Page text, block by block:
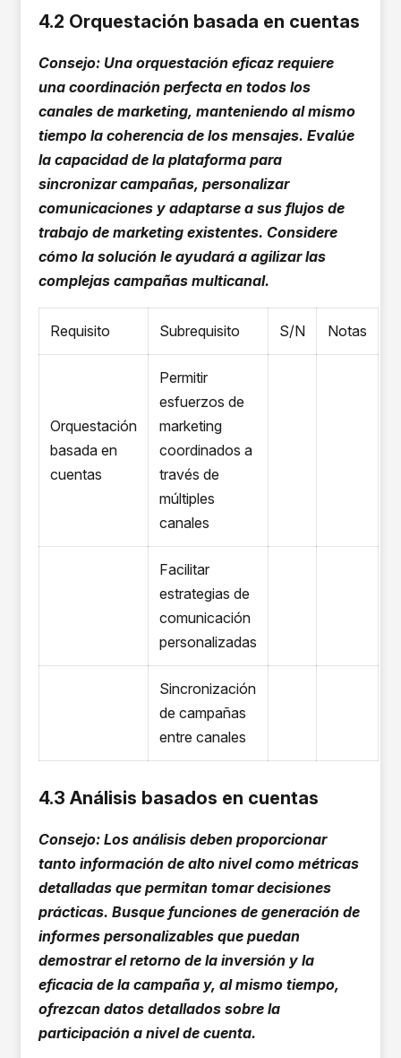
4.2 Orquestación basada en cuentas
Consejo: Una orquestación eficaz requiere
una coordinación perfecta en todos los
canales de marketing, manteniendo al mismo
tiempo la coherencia de los mensajes. Evalúe
la capacidad de la plataforma para
sincronizar campañas, personalizar
comunicaciones y adaptarse a sus flujos de
trabajo de marketing existentes. Considere
cómo la solución le ayudará a agilizar las
complejas campañas multicanal.
Requisito Subrequisito S/N Notas
Orquestación
basada en
cuentas
Permitir
esfuerzos de
marketing
coordinados a
través de
múltiples
canales
Facilitar
estrategias de
comunicación
personalizadas
Sincronización
de campañas
entre canales
4.3 Análisis basados en cuentas
Consejo: Los análisis deben proporcionar
tanto información de alto nivel como métricas
detalladas que permitan tomar decisiones
prácticas. Busque funciones de generación de
informes personalizables que puedan
demostrar el retorno de la inversión y la
eficacia de la campaña y, al mismo tiempo,
ofrezcan datos detallados sobre la
participación a nivel de cuenta.